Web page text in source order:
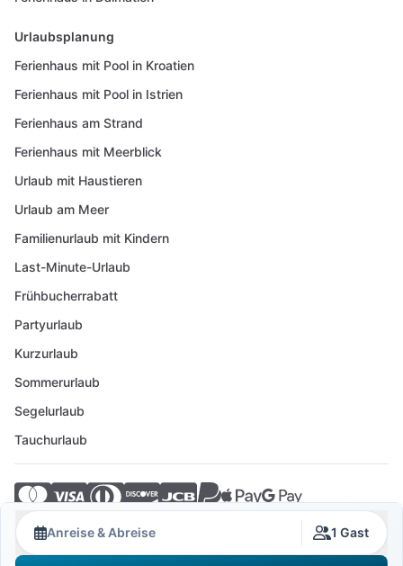
Anreise & Abreise 1 Gast
Urlaubsplanung
Ferienhaus mit Pool in Kroatien
Ferienhaus mit Pool in Istrien
Ferienhaus am Strand
Ferienhaus mit Meerblick
Urlaub mit Haustieren
Urlaub am Meer
Familienurlaub mit Kindern
Last-Minute-Urlaub
Frühbucherrabatt
Partyurlaub
Kurzurlaub
Sommerurlaub
Segelurlaub
Tauchurlaub
© 2026 Crovillas GmbH